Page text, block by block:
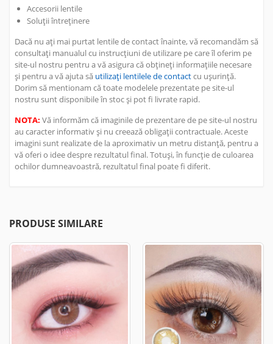
Accesorii lentile
Soluții întreținere
Dacă nu ați mai purtat lentile de contact înainte, vă recomandăm să
consultați manualul cu instrucțiuni de utilizare pe care îl oferim pe
site-ul nostru pentru a vă asigura că obțineți informațiile necesare
și pentru a vă ajuta să utilizați lentilele de contactcu ușurință.
Dorim să mentionam că toate modelele prezentate pe site-ul
nostru sunt disponibile în stoc și pot fi livrate rapid.
NOTA: Vă informăm că imaginile de prezentare de pe site-ul nostru
au caracter informativ și nu creează obligații contractuale. Aceste
imagini sunt realizate de la aproximativ un metru distanță, pentru a
vă oferi o idee despre rezultatul final. Totuși, în funcție de culoarea
ochilor dumneavoastră, rezultatul final poate fi diferit.
PRODUSE SIMILARE